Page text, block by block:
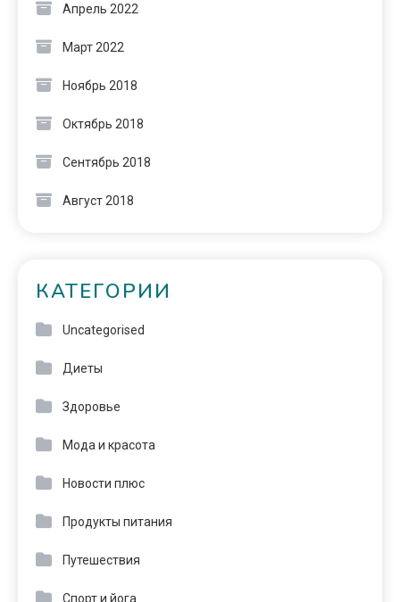
Апрель 2022
Март 2022
Ноябрь 2018
Октябрь 2018
Сентябрь 2018
Август 2018
КАТЕГОРИИ
Uncategorised
Диеты
Здоровье
Мода и красота
Новости плюс
Продукты питания
Путешествия
Спорт и йога